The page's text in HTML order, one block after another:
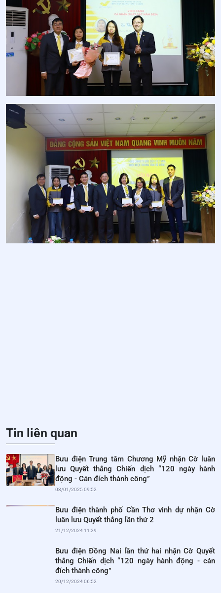
Tin liên quan
Bưu điện Trung tâm Chương Mỹ nhận Cờ luân
lưu Quyết thắng Chiến dịch “120 ngày hành
động - Cán đích thành công”
03/01/2025 09:52
Bưu điện thành phố Cần Thơ vinh dự nhận Cờ
luân lưu Quyết thắng lần thứ 2
21/12/2024 11:29
Bưu điện Đồng Nai lần thứ hai nhận Cờ Quyết
thắng Chiến dịch “120 ngày hành động - cán
đích thành công”
20/12/2024 06:52